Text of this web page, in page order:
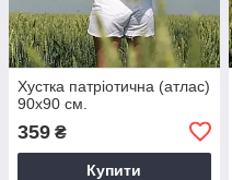
Хустка патріотична (атлас)
90х90 см.
359 ₴
Купити